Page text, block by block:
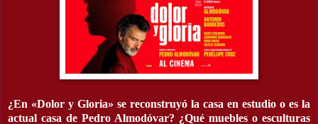
¿En «Dolor y Gloria» se reconstruyó la casa en estudio o es la
actual casa de Pedro Almodóvar? ¿Qué muebles o esculturas